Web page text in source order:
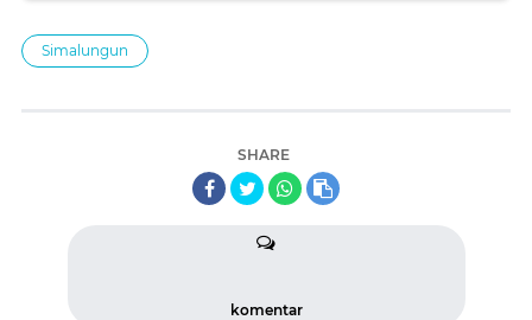
Simalungun
SHARE
komentar